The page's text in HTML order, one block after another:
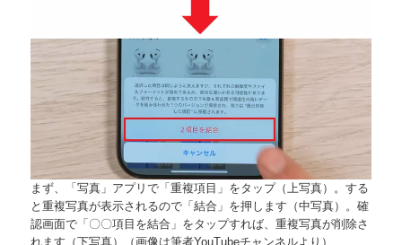
まず、「写真」アプリで「重複項目」をタップ（上写真）。する
と重複写真が表示されるので「結合」を押します（中写真）。確
認画面で「〇〇項目を結合」をタップすれば、重複写真が削除さ
れます（下写真）（画像は筆者YouTubeチャンネルより）